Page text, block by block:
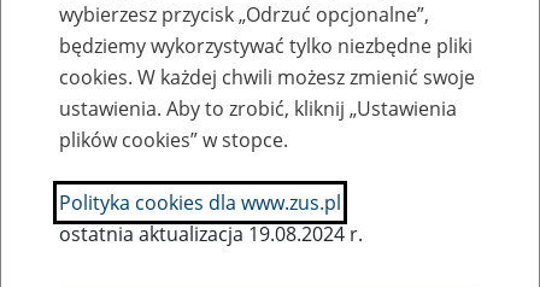
2024-06-12
Zaktualizowano stronę "Akty powołań na stanowiska dyrektorów
Oddziałów ZUS - Chrzanów, Kielce, Koszalin, Nowy Sącz, Piła,
2024-06-3
wybierzesz przycisk „Odrzuć opcjonalne”,
będziemy wykorzystywać tylko niezbędne pliki
cookies. W każdej chwili możesz zmienić swoje
ustawienia. Aby to zrobić, kliknij „Ustawienia
plików cookies” w stopce.
Polityka cookies dla www.zus.pl
ostatnia aktualizacja 19.08.2024 r.